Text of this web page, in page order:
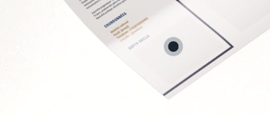
Soft Skills
Lucidité stratégique
Neutralité & autorité
Résistance au stress
Humilité & adaptabilité